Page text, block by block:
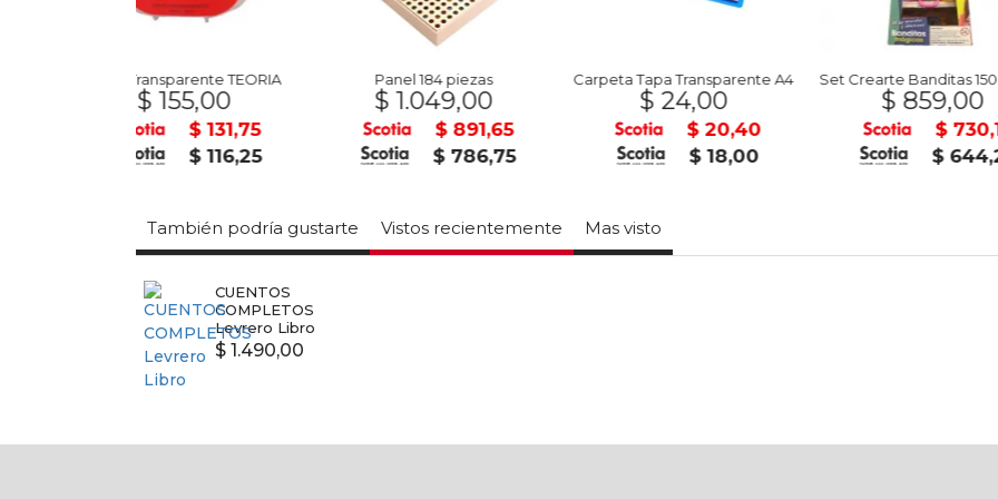
Panel 184 piezas
$ 1.049,00
$ 891,65
$ 786,75
Carpeta Tapa Transparente A4
$ 24,00
$ 20,40
$ 18,00
Set Crearte Banditas 150 Piezas
$ 859,00
$ 730,15
$ 644,25
También podría gustarte Vistos recientemente Mas visto
CUENTOS
COMPLETOS
Levrero Libro
$ 1.490,00